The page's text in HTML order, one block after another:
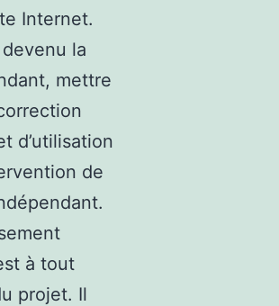
Internet.
la
mettre
d’utilisation
de
à tout
projet. Il